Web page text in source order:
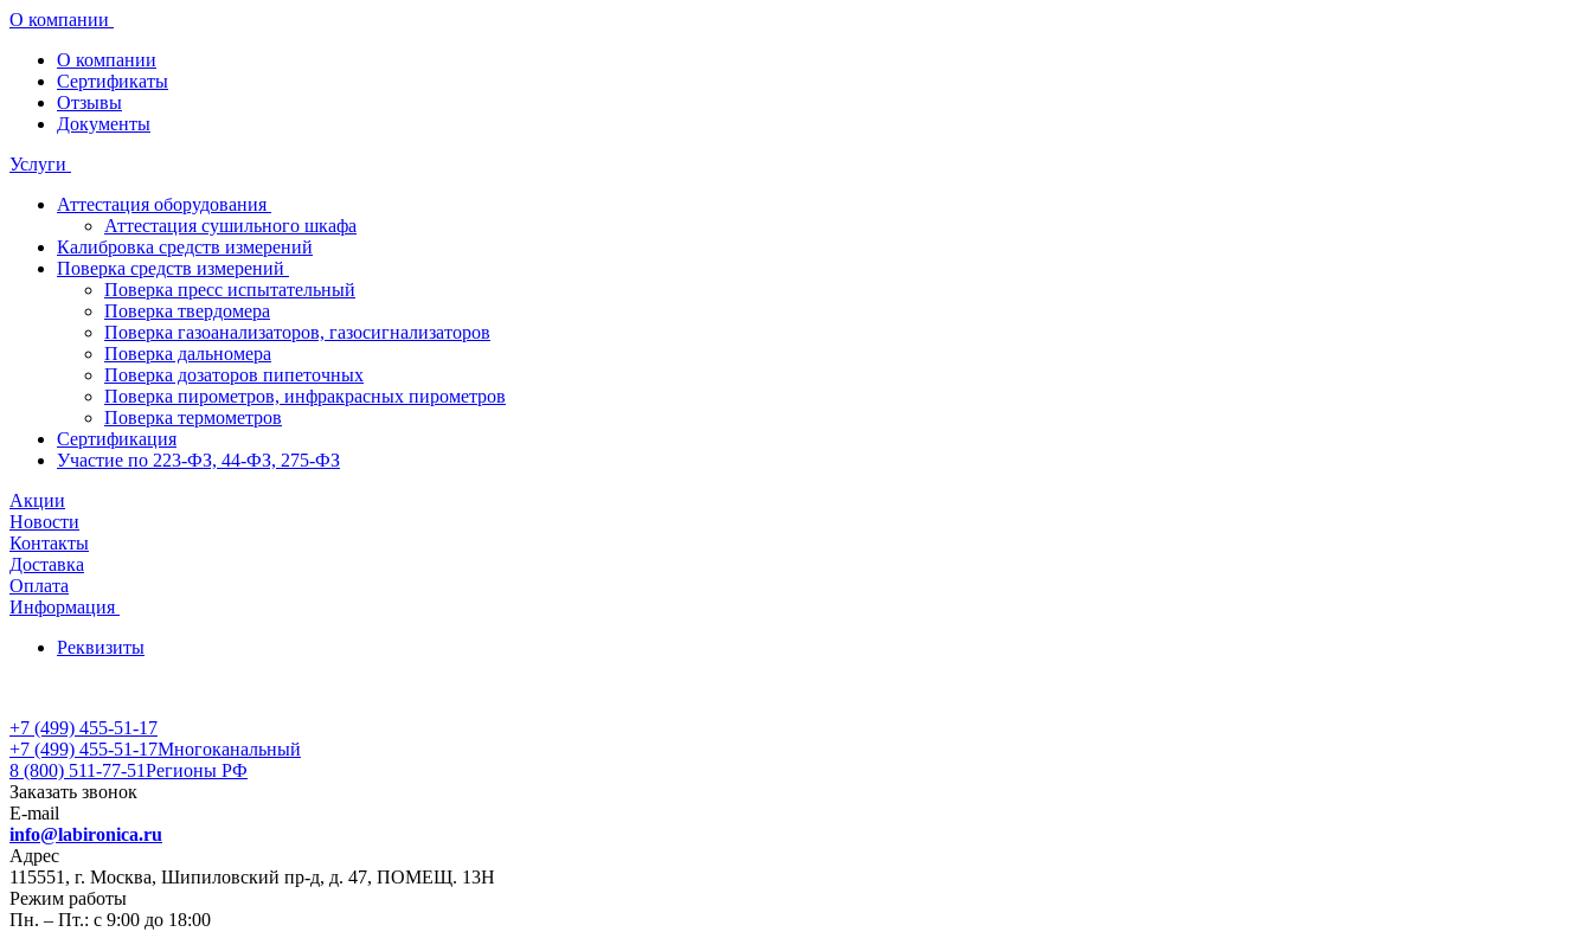
О компании
О компании
Сертификаты
Отзывы
Документы
Услуги
Аттестация оборудования
Аттестация сушильного шкафа
Калибровка средств измерений
Поверка средств измерений
Поверка пресс испытательный
Поверка твердомера
Поверка газоанализаторов, газосигнализаторов
Поверка дальномера
Поверка дозаторов пипеточных
Поверка пирометров, инфракрасных пирометров
Поверка термометров
Сертификация
Участие по 223-ФЗ, 44-ФЗ, 275-ФЗ
Акции
Новости
Контакты
Доставка
Оплата
Информация
Реквизиты
+7 (499) 455-51-17
+7 (499) 455-51-17Многоканальный
8 (800) 511-77-51Регионы РФ
Заказать звонок
E-mail
info@labironica.ru
Адрес
115551, г. Москва, Шипиловский пр-д, д. 47, ПОМЕЩ. 13Н
Режим работы
Пн. – Пт.: с 9:00 до 18:00